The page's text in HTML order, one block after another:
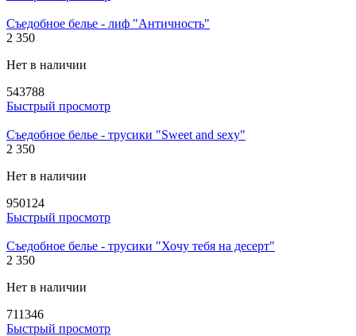
Съедобное белье - лиф "Античность"
2 350
Нет в наличии
543788
Быстрый просмотр
Съедобное белье - трусики "Sweet and sexy"
2 350
Нет в наличии
950124
Быстрый просмотр
Съедобное белье - трусики "Хочу тебя на десерт"
2 350
Нет в наличии
711346
Быстрый просмотр